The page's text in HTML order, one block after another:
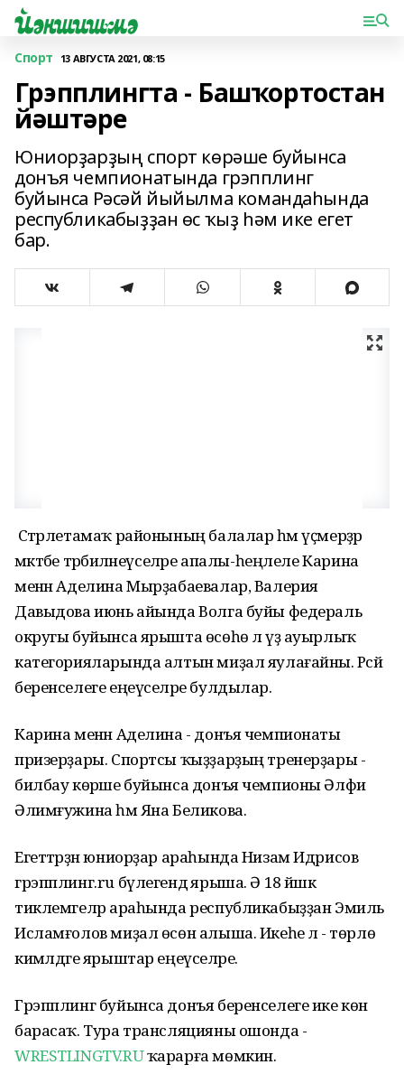
Спорт 13 АВГУСТА 2021, 08:15
Грэпплингта - Башҡортостан
йәштәре
Юниорҙарҙың спорт көрәше буйынса
донъя чемпионатында грэпплинг
буйынса Рәсәй йыйылма командаһында
республикабыҙҙан өс ҡыҙ һәм ике егет
бар.
Стәрлетамаҡ районының балалар һәм үҫмерҙәр
мәктәбе тәрбиәләнеүселәре апалы-һеңлеле Карина
менән Аделина Мырҙабаевалар, Валерия
Давыдова июнь айында Волга буйы федераль
округы буйынса ярышта өсөһө лә үҙ ауырлыҡ
категорияларында алтын миҙал яулағайны. Рәсәй
беренселеге еңеүселәре булдылар.
Карина менән Аделина - донъя чемпионаты
призерҙары. Спортсы ҡыҙҙарҙың тренерҙары -
билбау көрәше буйынса донъя чемпионы Әлфиә
Әлимғужина һәм Яна Беликова.
Егеттәрҙән юниорҙар араһында Низам Идрисов
грэпплинг.ru бүлегендә ярыша. Ә 18 йәшкә
тиклемгеләр араһында республикабыҙҙан Эмиль
Исламғолов миҙал өсөн алыша. Икеһе лә - төрлө
кимәлдәге ярыштар еңеүселәре.
Грэпплинг буйынса донъя беренселеге ике көн
барасаҡ. Тура трансляцияны ошонда -
WRESTLINGTV.RUҡарарға мөмкин.